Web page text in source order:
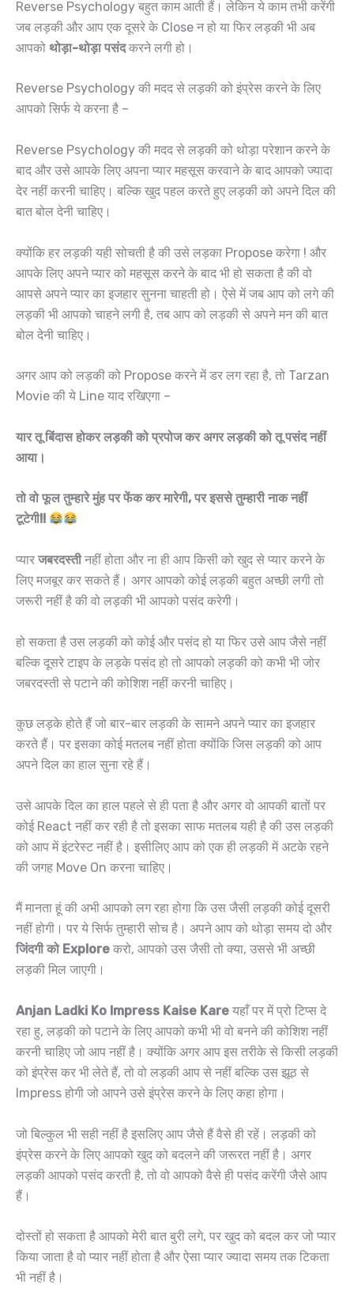
Reverse Psychology बहुत काम आती हैं। लेकिन ये काम तभी करेंगी
जब लड़की और आप एक दूसरे के Close न हो या फिर लड़की भी अब
आपको थोड़ा-थोड़ा पसंदकरने लगी हो।
Reverse Psychology की मदद से लड़की को इंप्रेस करने के लिए
आपको सिर्फ ये करना है –
Reverse Psychology की मदद से लड़की को थोड़ा परेशान करने के
बाद और उसे आपके लिए अपना प्यार महसूस करवाने के बाद आपको ज्यादा
देर नहीं करनी चाहिए। बल्कि खुद पहल करते हुए लड़की को अपने दिल की
बात बोल देनी चाहिए।
क्योंकि हर लड़की यही सोचती है की उसे लड़का Propose करेगा ! और
आपके लिए अपने प्यार को महसूस करने के बाद भी हो सकता है की वो
आपसे अपने प्यार का इजहार सुनना चाहती हो। ऐसे में जब आप को लगे की
लड़की भी आपको चाहने लगी है, तब आप को लड़की से अपने मन की बात
बोल देनी चाहिए।
अगर आप को लड़की को Propose करने में डर लग रहा है, तो Tarzan
Movie की ये Line याद रखिएगा –
यार तू बिंदास होकर लड़की को प्रपोज कर अगर लड़की को तू पसंद नहीं
आया।
तो वो फूल तुम्हारे मुंह पर फेंक कर मारेगी, पर इससे तुम्हारी नाक नहीं
टूटेगी!!
प्यार जबरदस्तीनहीं होता और ना ही आप किसी को खुद से प्यार करने के
लिए मजबूर कर सकते हैं। अगर आपको कोई लड़की बहुत अच्छी लगी तो
जरूरी नहीं है की वो लड़की भी आपको पसंद करेगी।
हो सकता है उस लड़की को कोई और पसंद हो या फिर उसे आप जैसे नहीं
बल्कि दूसरे टाइप के लड़के पसंद हो तो आपको लड़की को कभी भी जोर
जबरदस्ती से पटाने की कोशिश नहीं करनी चाहिए।
कुछ लड़के होते हैं जो बार-बार लड़की के सामने अपने प्यार का इजहार
करते हैं। पर इसका कोई मतलब नहीं होता क्योंकि जिस लड़की को आप
अपने दिल का हाल सुना रहे हैं।
उसे आपके दिल का हाल पहले से ही पता है और अगर वो आपकी बातों पर
कोई React नहीं कर रही है तो इसका साफ मतलब यही है की उस लड़की
को आप में इंटरेस्ट नहीं है। इसीलिए आप को एक ही लड़की में अटके रहने
की जगह Move On करना चाहिए।
मैं मानता हूं की अभी आपको लग रहा होगा कि उस जैसी लड़की कोई दूसरी
नहीं होगी। पर ये सिर्फ तुम्हारी सोच है। अपने आप को थोड़ा समय दो और
जिंदगी को Explore करो, आपको उस जैसी तो क्या, उससे भी अच्छी
लड़की मिल जाएगी।
Anjan Ladki Ko Impress Kaise Kare यहाँ पर में प्रो टिप्स दे
रहा हु, लड़की को पटाने के लिए आपको कभी भी वो बनने की कोशिश नहीं
करनी चाहिए जो आप नहीं है। ‌क्योंकि अगर आप इस तरीके से किसी लड़की
को इंप्रेस कर भी लेते हैं, तो वो लड़की आप से नहीं बल्कि उस झूठ से
Impress होगी जो आपने उसे इंप्रेस करने के लिए कहा होगा।
जो बिल्कुल भी सही नहीं है इसलिए आप जैसे हैं वैसे ही रहें। लड़की को
इंप्रेस करने के लिए आपको खुद को बदलने की जरूरत नहीं है। अगर
लड़की आपको पसंद करती है, तो वो आपको वैसे ही पसंद करेंगी जैसे आप
हैं।
दोस्तों हो सकता है आपको मेरी बात बुरी लगे, पर खुद को बदल कर जो प्यार
किया जाता है वो प्यार नहीं होता है और ऐसा प्यार ज्यादा समय तक टिकता
भी नहीं है।